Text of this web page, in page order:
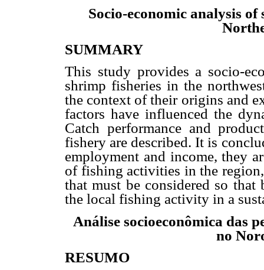
Socio-economic analysis
SUMMARY
This study provides a socio-
shrimp fisheries in the
the context of their origins and
factors have influenced the
Catch performance and
fishery are described. It is
employment and income, they
of fishing activities in the
that must be considered so
the local fishing activity in a
Análise socioeconômica das
no
RESUMO